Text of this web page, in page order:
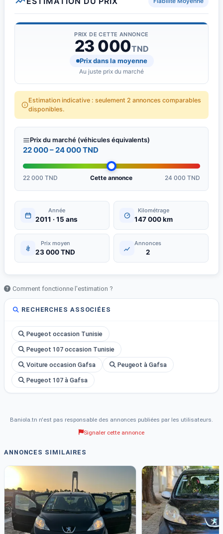
PRIX DE CETTE ANNONCE
23 000TND
Prix dans la moyenne
Au juste prix du marché
Estimation indicative : seulement 2 annonces comparables
disponibles.
Prix du marché (véhicules équivalents)
22 000 – 24 000 TND
22 000 TND Cette annonce 24 000 TND
Année
2011 · 15 ans
Kilométrage
147 000 km
Prix moyen
23 000 TND
Annonces
2
Comment fonctionne l'estimation ?
RECHERCHES ASSOCIÉES
Peugeot occasion Tunisie
Peugeot 107 occasion Tunisie
Voiture occasion Gafsa Peugeot à Gafsa
Peugeot 107 à Gafsa
Baniola.tn n'est pas responsable des annonces publiées par les utilisateurs.
Signaler cette annonce
ANNONCES SIMILAIRES